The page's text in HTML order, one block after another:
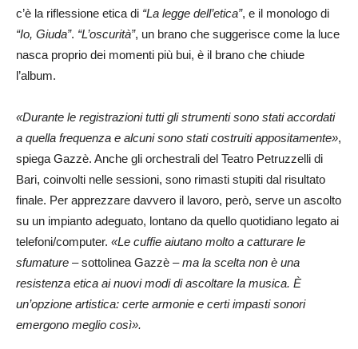
c’è la riflessione etica di “La legge dell’etica”, e il monologo di
“Io, Giuda”. “L’oscurità”, un brano che suggerisce come la luce
nasca proprio dei momenti più bui, è il brano che chiude
l’album.
«Durante le registrazioni tutti gli strumenti sono stati accordati
a quella frequenza e alcuni sono stati costruiti appositamente»,
spiega Gazzè. Anche gli orchestrali del Teatro Petruzzelli di
Bari, coinvolti nelle sessioni, sono rimasti stupiti dal risultato
finale. Per apprezzare davvero il lavoro, però, serve un ascolto
su un impianto adeguato, lontano da quello quotidiano legato ai
telefoni/computer. «Le cuffie aiutano molto a catturare le
sfumature – sottolinea Gazzè –ma la scelta non è una
resistenza etica ai nuovi modi di ascoltare la musica. È
un’opzione artistica: certe armonie e certi impasti sonori
emergono meglio così».